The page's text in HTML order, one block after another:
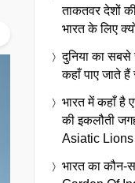
ताकतवर देशों
भारत के लिए
दुनिया का सबसे
कहाँ पाए जाते हैं
भारत में कहाँ है
की इकलौती
Asiatic Lions
भारत का कौन-